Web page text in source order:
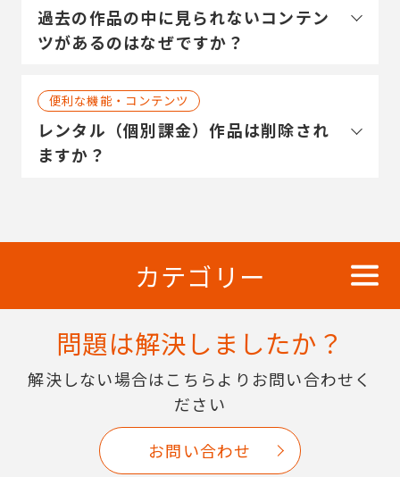
過去の作品の中に見られないコンテン
ツがあるのはなぜですか？
便利な機能・コンテンツ
レンタル（個別課金）作品は削除され
ますか？
カテゴリー
問題は解決しましたか？
解決しない場合はこちらよりお問い合わせく
ださい
お問い合わせ